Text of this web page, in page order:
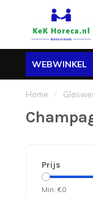
WEBWINKEL
Home /
Prijs
Min: €0